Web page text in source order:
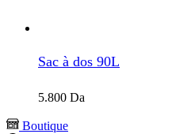
Sac à dos 90L
5.800 Da
Boutique